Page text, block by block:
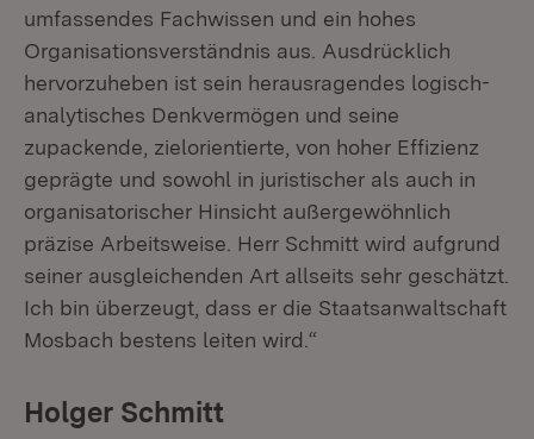
umfassendes Fachwissen und ein hohes
Organisationsverständnis aus. Ausdrücklich
hervorzuheben ist sein herausragendes logisch-
analytisches Denkvermögen und seine
zupackende, zielorientierte, von hoher Effizienz
geprägte und sowohl in juristischer als auch in
organisatorischer Hinsicht außergewöhnlich
präzise Arbeitsweise. Herr Schmitt wird aufgrund
seiner ausgleichenden Art allseits sehr geschätzt.
Ich bin überzeugt, dass er die Staatsanwaltschaft
Mosbach bestens leiten wird.“
Holger Schmitt